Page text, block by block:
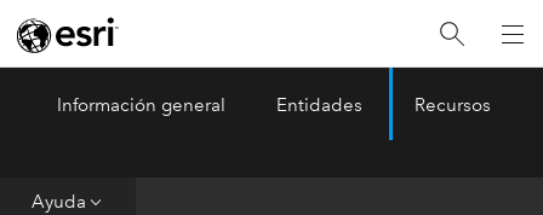
ArcGIS Pro Menu
Información general Entidades Recursos
Ayuda